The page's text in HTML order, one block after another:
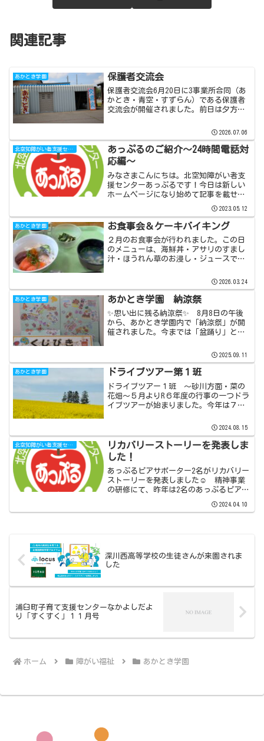
関連記事
あかとき学園 保護者交流会
保護者交流会6月20日に3事業所合同（あ
かとき・青空・すずらん）である保護者
交流会が開催されました。前日は夕方か
日は天候にも恵まれ🌞絶好の交流会日和
でなく殻付きのホタテ...
2026.07.06
北空知障がい者支援センターあっぷる
あっぷるのご紹介～24時間電話対
応編～
みなさまこんにちは。北空知障がい者支
援センターあっぷるです！今日は新しい
ホームページになり始めて記事を載せる
ので、改めてあっぷるが行っている中核
事業のひとつ、『相談支援事業』をご紹
介します。相談支援事業って？相談支援
事業では、障がいのある方...
2023.05.12
あかとき学園 お食事会＆ケーキバイキング
２月のお食事会が行われました。この日
のメニューは、海鮮丼・アサリのすまし
汁・ほうれん草のお浸し・ジュースでし
人気メニューランキング上位です。「美
てきました。普段より食べ...
2026.03.24
あかとき学園 あかとき学園 納涼祭
✨思い出に残る納涼祭✨ 8月8日の午後
から、あかとき学園内で「納涼祭」が開
催されました。今までは「盆踊り」とい
行事になっていましたが、今回は踊り中
心ではなく、今までよりもお祭り色を強
く意識した内容へと変更...
2025.09.11
あかとき学園 ドライブツアー第１班
ドライブツアー１班 ～砂川方面・菜の
花畑～５月よりR６年度の行事の一つドラ
イブツアーが始まりました。今年は７班
５月22日に砂川方面へ出掛けてきまし
した。まずは滝川に到着...
2024.08.15
北空知障がい者支援センターあっぷる
リカバリーストーリーを発表しま
した！
あっぷるピアサポーター2名がリカバリー
ストーリーを発表しました☺ 精神事業
の研修にて、昨年は2名のあっぷるピアサ
しました。 リカバリーストーリーと
2024.04.10
深川西高等学校の生徒さんが来園されま
した
浦臼町子育て支援センターなかよしだよ
り「すくすく」１１月号
ホーム 障がい福祉 あかとき学園